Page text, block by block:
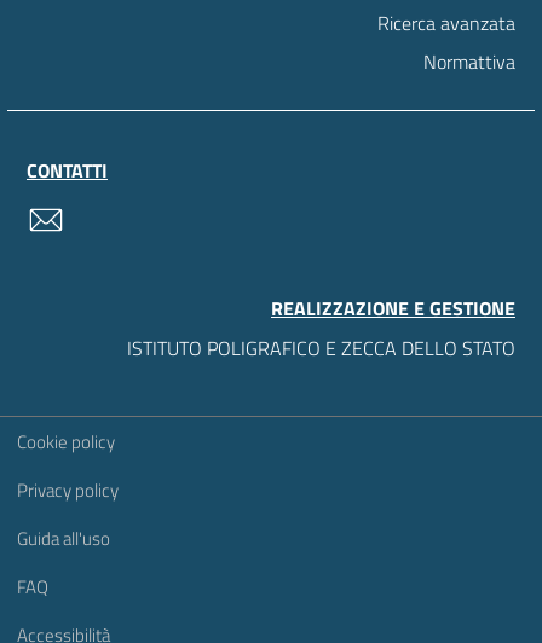
Ricerca avanzata
Normattiva
CONTATTI
REALIZZAZIONE E GESTIONE
ISTITUTO POLIGRAFICO E ZECCA DELLO STATO
Sezione Link Utili
Cookie policy
Privacy policy
Guida all'uso
FAQ
Accessibilità